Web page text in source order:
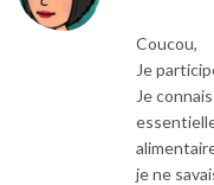
Coucou,
Je
Je
je ne